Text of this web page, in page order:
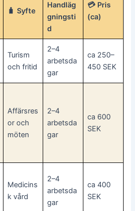
🧳 Syfte
Handläg
gningsti
d
💳 Pris
(ca)
Turism
och fritid
2–4
arbetsda
gar
ca 250–
450 SEK
Affärsres
or och
möten
2–4
arbetsda
gar
ca 600
SEK
Medicins
k vård
2–4
arbetsda
gar
ca 400
SEK